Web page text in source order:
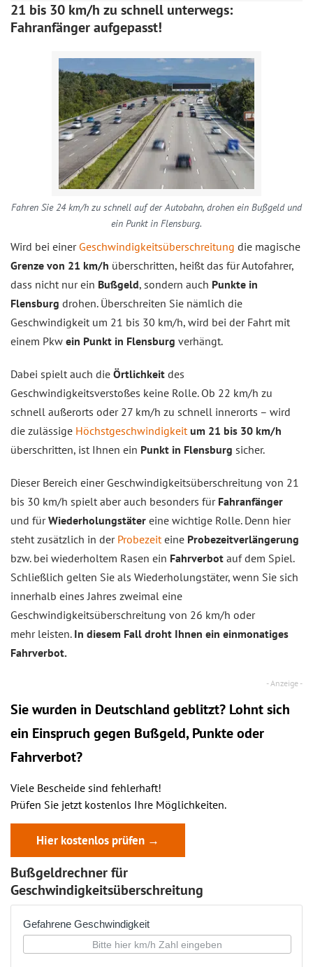
21 bis 30 km/h zu schnell unterwegs:
Fahranfänger aufgepasst!
Fahren Sie 24 km/h zu schnell auf der Autobahn, drohen ein Bußgeld und
ein Punkt in Flensburg.
Wird bei einer Geschwindigkeitsüberschreitung die magische
Grenze von 21 km/h überschritten, heißt das für Autofahrer,
dass nicht nur ein Bußgeld, sondern auch Punkte in
Flensburg drohen. Überschreiten Sie nämlich die
Geschwindigkeit um 21 bis 30 km/h, wird bei der Fahrt mit
einem Pkw ein Punkt in Flensburg verhängt.
Dabei spielt auch die Örtlichkeit des
Geschwindigkeitsverstoßes keine Rolle. Ob 22 km/h zu
schnell außerorts oder 27 km/h zu schnell innerorts – wird
die zulässige Höchstgeschwindigkeit um 21 bis 30 km/h
überschritten, ist Ihnen ein Punkt in Flensburg sicher.
Dieser Bereich einer Geschwindigkeitsüberschreitung von 21
bis 30 km/h spielt aber auch besonders für Fahranfänger
und fürWiederholungstäter eine wichtige Rolle. Denn hier
steht zusätzlich in der Probezeiteine Probezeitverlängerung
bzw. bei wiederholtem Rasen ein Fahrverbot auf dem Spiel.
Schließlich gelten Sie als Wiederholungstäter, wenn Sie sich
innerhalb eines Jahres zweimal eine
Geschwindigkeitsüberschreitung von 26 km/h oder
mehr leisten. In diesem Fall droht Ihnen ein einmonatiges
Fahrverbot.
Sie wurden in Deutschland geblitzt? Lohnt sich
ein Einspruch gegen Bußgeld, Punkte oder
Fahrverbot?
Viele Bescheide sind fehlerhaft!
Prüfen Sie jetzt kostenlos Ihre Möglichkeiten.
Hier kostenlos prüfen →
Bußgeldrechner für
Geschwindigkeitsüberschreitung